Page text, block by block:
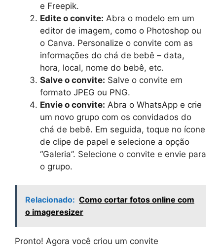
e Freepik.
Edite o convite: Abra o modelo em um
editor de imagem, como o Photoshop ou
o Canva. Personalize o convite com as
informações do chá de bebê – data,
hora, local, nome do bebê, etc.
Salve o convite: Salve o convite em
formato JPEG ou PNG.
Envie o convite: Abra o WhatsApp e crie
um novo grupo com os convidados do
chá de bebê. Em seguida, toque no ícone
de clipe de papel e selecione a opção
“Galeria”. Selecione o convite e envie para
o grupo.
Relacionado: Como cortar fotos online com
o imageresizer
Pronto! Agora você criou um convite